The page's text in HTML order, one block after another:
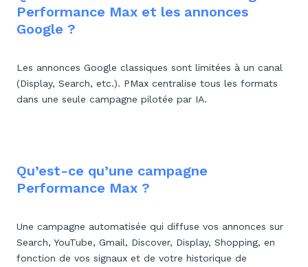
Performance Max et les annonces
Google ?
Les annonces Google classiques sont limitées à un canal
(Display, Search, etc.). PMax centralise tous les formats
dans une seule campagne pilotée par IA.
Qu’est-ce qu’une campagne
Performance Max ?
Une campagne automatisée qui diffuse vos annonces sur
Search, YouTube, Gmail, Discover, Display, Shopping, en
fonction de vos signaux et de votre historique de